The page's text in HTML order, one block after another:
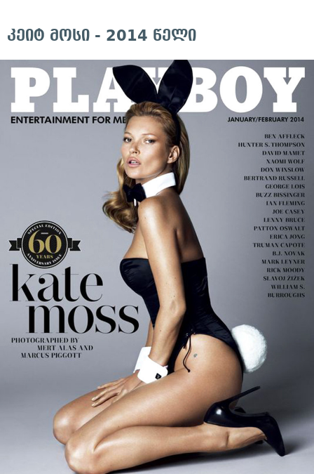
კეიტ მოსი - 2014 წელი